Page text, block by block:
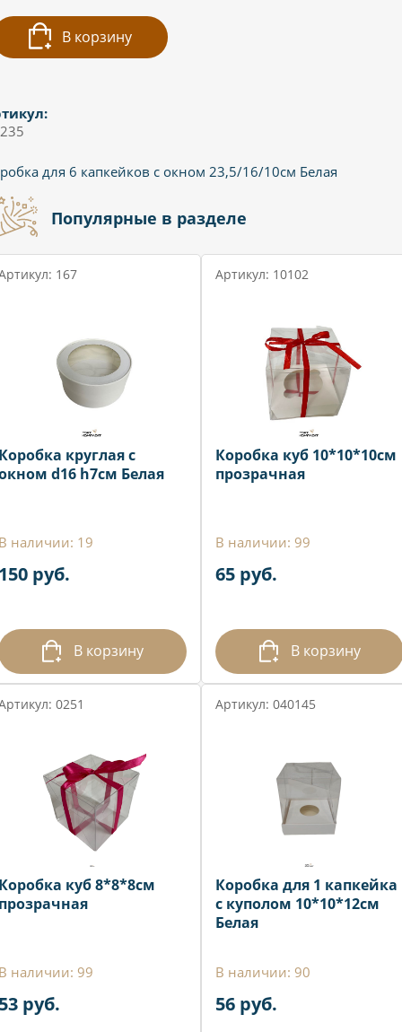
В корзину
для 6 капкейков с окном 23,5/16/10см Белая
Популярные в разделе
167
круглая с
d16 h7см Белая
наличии: 19
руб.
В корзину
Артикул: 10102
Коробка куб 10*10*10см
прозрачная
В наличии: 99
65 руб.
В корзину
0251
куб 8*8*8см
наличии: 99
руб.
Артикул: 040145
Коробка для 1 капкейка
с куполом 10*10*12см
Белая
В наличии: 90
56 руб.